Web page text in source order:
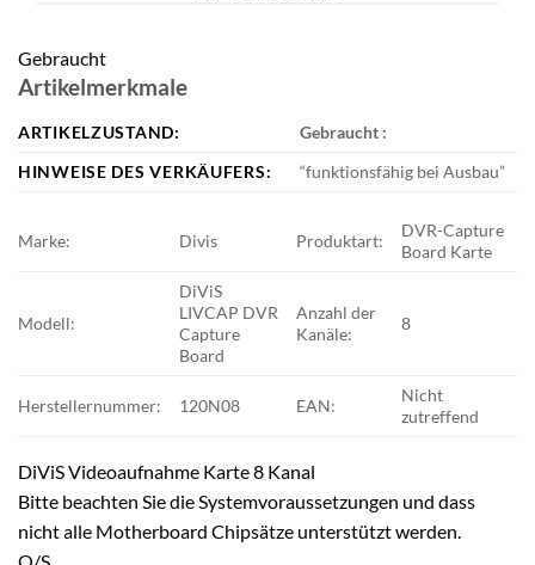
Gebraucht
Artikelmerkmale
ARTIKELZUSTAND: Gebraucht :
HINWEISE DES VERKÄUFERS:
“funktionsfähig bei Ausbau”
Marke: Divis Produktart:
DVR-Capture
Board Karte
Modell:
DiViS
LIVCAP DVR
Capture
Board
Anzahl der
Kanäle:
8
Herstellernummer: 120N08 EAN:
Nicht
zutreffend
DiViS Videoaufnahme Karte 8 Kanal
Bitte beachten Sie die Systemvoraussetzungen und dass
nicht alle Motherboard Chipsätze unterstützt werden.
O/S